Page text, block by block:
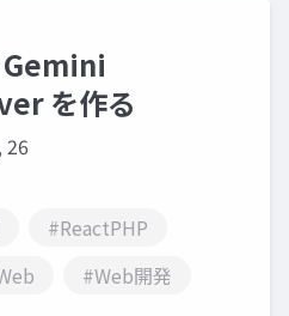
を作る
26
#ReactPHP
#Web開発